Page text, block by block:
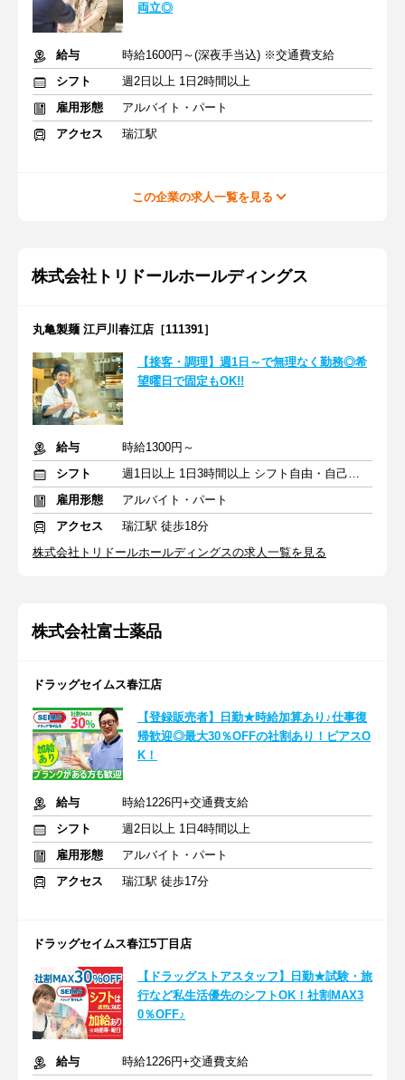
両立◎
給与
時給1600円～(深夜手当込) ※交通費支給
シフト
週2日以上 1日2時間以上
雇用形態
アルバイト・パート
アクセス
瑞江駅
この企業の求人一覧を見る
株式会社トリドールホールディングス
丸亀製麺 江戸川春江店［111391］
【接客・調理】週1日～で無理なく勤務◎希
望曜日で固定もOK!!
給与
時給1300円～
シフト
週1日以上 1日3時間以上 シフト自由・自己申告
雇用形態
アルバイト・パート
アクセス
瑞江駅 徒歩18分
株式会社トリドールホールディングスの求人一覧を見る
株式会社富士薬品
ドラッグセイムス春江店
【登録販売者】日勤★時給加算あり♪仕事復
帰歓迎◎最大30％OFFの社割あり！ピアスO
K！
給与
時給1226円+交通費支給
シフト
週2日以上 1日4時間以上
雇用形態
アルバイト・パート
アクセス
瑞江駅 徒歩17分
ドラッグセイムス春江5丁目店
【ドラッグストアスタッフ】日勤★試験・旅
行など私生活優先のシフトOK！社割MAX3
0％OFF♪
給与
時給1226円+交通費支給